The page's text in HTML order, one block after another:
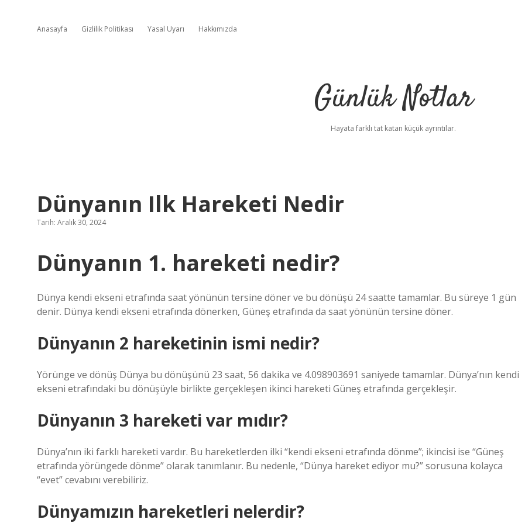
Anasayfa Gizlilik Politikası Yasal Uyarı Hakkımızda
Günlük Notlar
Hayata farklı tat katan küçük ayrıntılar.
Dünyanın Ilk Hareketi Nedir
Tarih: Aralık 30, 2024
Dünyanın 1. hareketi nedir?
Dünya kendi ekseni etrafında saat yönünün tersine döner ve bu dönüşü 24 saatte tamamlar. Bu süreye 1 gün
denir. Dünya kendi ekseni etrafında dönerken, Güneş etrafında da saat yönünün tersine döner.
Dünyanın 2 hareketinin ismi nedir?
Yörünge ve dönüş Dünya bu dönüşünü 23 saat, 56 dakika ve 4.098903691 saniyede tamamlar. Dünya’nın kendi
ekseni etrafındaki bu dönüşüyle ​​birlikte gerçekleşen ikinci hareketi Güneş etrafında gerçekleşir.
Dünyanın 3 hareketi var mıdır?
Dünya’nın iki farklı hareketi vardır. Bu hareketlerden ilki “kendi ekseni etrafında dönme”; ikincisi ise “Güneş
etrafında yörüngede dönme” olarak tanımlanır. Bu nedenle, “Dünya hareket ediyor mu?” sorusuna kolayca
“evet” cevabını verebiliriz.
Dünyamızın hareketleri nelerdir?